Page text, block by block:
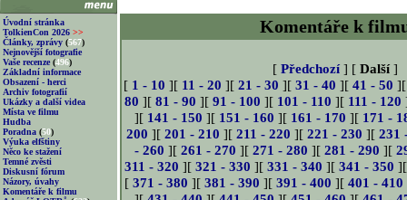
Úvodní stránka
TolkienCon 2026 >>
Články, zprávy (567)
Nejnovější fotografie
Vaše recenze (496)
Základní informace
Obsazení - herci
Archiv fotografií
Ukázky a další videa
Místa ve filmu
Hudba
Poradna (50)
Výuka elfštiny
Něco ke stažení
Temné zvěsti
Diskusní fórum
Názory, úvahy
Komentáře k filmu
Komentáře k
[ Předchozí] [ Další]
[ 1 - 10 ][ 11 - 20 ][ 21 - 30 ][ 31 - 40 ][ 41 - 50
80 ][81 - 90 ][91 - 100 ][ 101 - 110 ][ 111 - 120
][ 141 - 150 ][ 151 - 160 ][ 161 - 170 ][ 171 -
200 ][ 201 - 210 ][ 211 - 220 ][ 221 - 230 ][ 231
- 260 ][ 261 - 270 ][ 271 - 280 ][ 281 - 290 ][
311 - 320 ][ 321 - 330 ][ 331 - 340 ][ 341 - 350
[ 371 - 380 ][ 381 - 390 ][ 391 - 400 ][ 401 - 410